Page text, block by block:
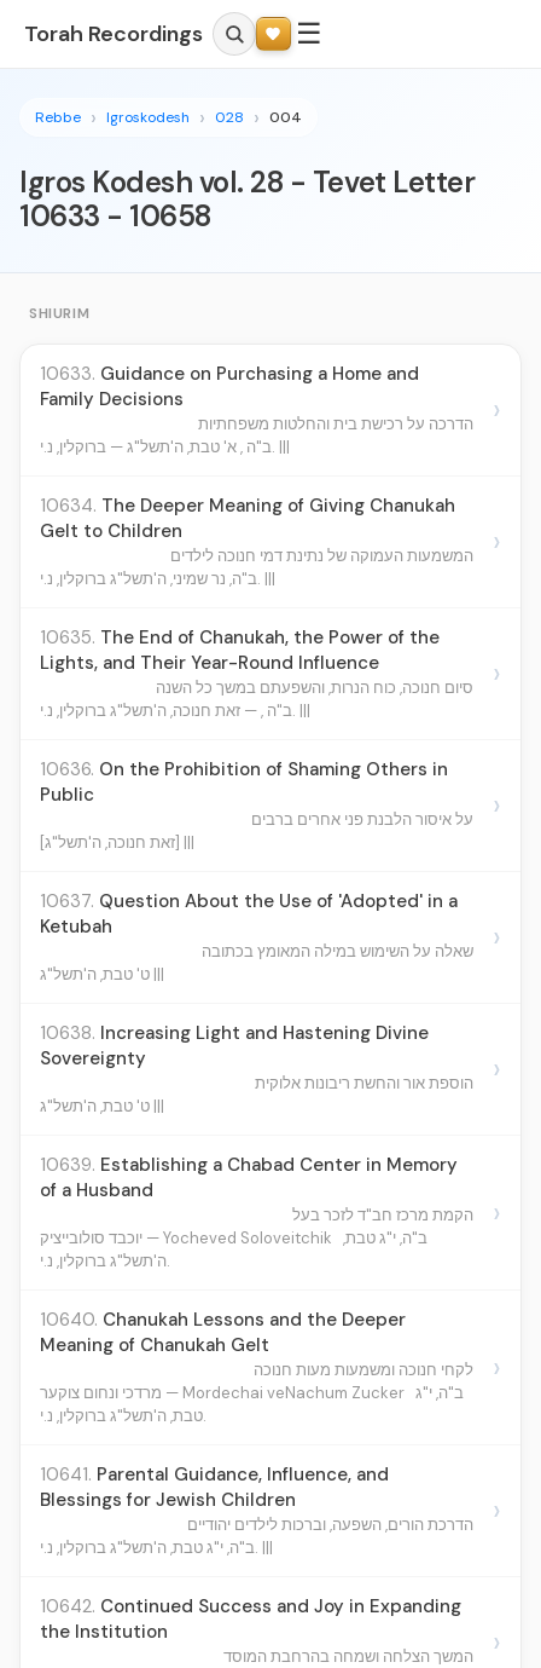
Torah Recordings ☰
Rebbe Igroskodesh 028 004
Igros Kodesh vol. 28 - Tevet Letter
10633 - 10658
SHIURIM
10633. Guidance on Purchasing a Home and
Family Decisions
הדרכה על רכישת בית והחלטות משפחתיות
ב"ה , א' טבת, ה'תשל"ג — ברוקלין, נ.י. |||
›
10634. The Deeper Meaning of Giving Chanukah
Gelt to Children
המשמעות העמוקה של נתינת דמי חנוכה לילדים
ב"ה, נר שמיני, ה'תשל"ג ברוקלין, נ.י. |||
›
10635. The End of Chanukah, the Power of the
Lights, and Their Year-Round Influence
סיום חנוכה, כוח הנרות, והשפעתם במשך כל השנה
ב"ה , — זאת חנוכה, ה'תשל"ג ברוקלין, נ.י. |||
›
10636. On the Prohibition of Shaming Others in
Public
על איסור הלבנת פני אחרים ברבים
[זאת חנוכה, ה'תשל"ג] |||
›
10637. Question About the Use of 'Adopted' in a
Ketubah
שאלה על השימוש במילה המאומץ בכתובה
ט' טבת, ה'תשל"ג |||
›
10638. Increasing Light and Hastening Divine
Sovereignty
הוספת אור והחשת ריבונות אלוקית
ט' טבת, ה'תשל"ג |||
›
10639. Establishing a Chabad Center in Memory
of a Husband
הקמת מרכז חב"ד לזכר בעל
יוכבד סולובייציק — Yocheved Soloveitchik ב"ה, י"ג טבת,
ה'תשל"ג ברוקלין, נ.י.
›
10640. Chanukah Lessons and the Deeper
Meaning of Chanukah Gelt
לקחי חנוכה ומשמעות מעות חנוכה
מרדכי ונחום צוקער — Mordechai veNachum Zucker ב"ה, י"ג
טבת, ה'תשל"ג ברוקלין, נ.י.
›
10641. Parental Guidance, Influence, and
Blessings for Jewish Children
הדרכת הורים, השפעה, וברכות לילדים יהודיים
ב"ה, י"ג טבת, ה'תשל"ג ברוקלין, נ.י. |||
›
10642. Continued Success and Joy in Expanding
the Institution
המשך הצלחה ושמחה בהרחבת המוסד
›